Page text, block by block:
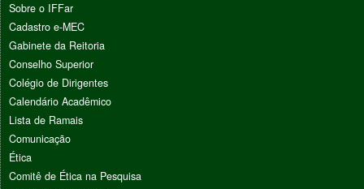
Sobre o IFFar
Cadastro e-MEC
Gabinete da Reitoria
Conselho Superior
Colégio de Dirigentes
Calendário Acadêmico
Lista de Ramais
Comunicação
Ética
Comitê de Ética na Pesquisa